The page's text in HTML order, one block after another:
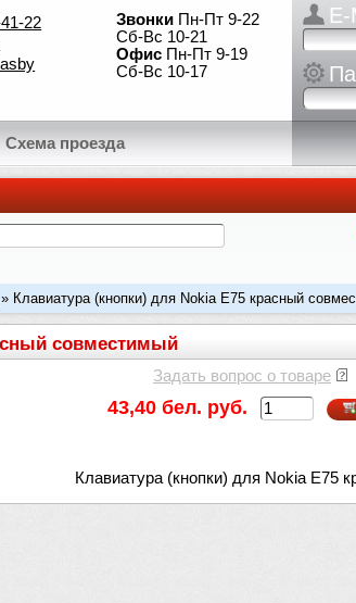
22
Звонки Пн-Пт 9-22
Сб-Вс 10-21
Офис Пн-Пт 9-19
Сб-Вс 10-17
Схема проезда
E-
Клавиатура (кнопки) для Nokia E75 красный
совместимый
Задать вопрос о товаре
43,40 бел. руб.
Клавиатура (кнопки) для Nokia E75